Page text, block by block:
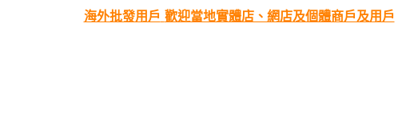
海外批發用戶 歡迎當地實體店、網店及個體商戶及用戶